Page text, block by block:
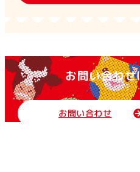
お問い合わ
お問い合わせ